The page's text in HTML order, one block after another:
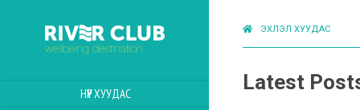
НҮҮР ХУУДАС
ЭХЛЭЛ ХУУДАС
Latest